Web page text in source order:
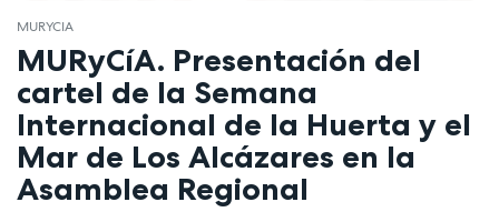
MURYCIA
MURyCíA. Presentación del
cartel de la Semana
Internacional de la Huerta y el
Mar de Los Alcázares en la
Asamblea Regional